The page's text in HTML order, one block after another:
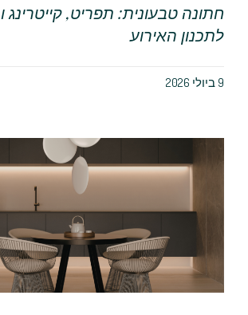
חתונה טבעונית: תפריט, קייטרינג
לתכנון האירוע
9 ביולי 2026